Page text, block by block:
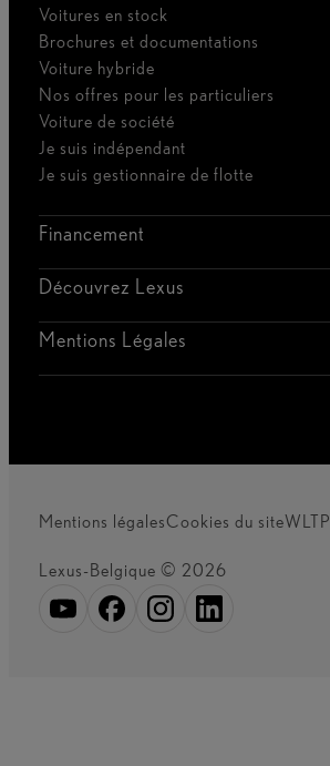
Voitures en stock
Brochures et documentations
Voiture hybride
Nos offres pour les particuliers
Voiture de société
Je suis indépendant
Je suis gestionnaire de flotte
Financement
Découvrez Lexus
Mentions Légales
Mentions légalesCookies du siteWLTP
Lexus-Belgique © 2026